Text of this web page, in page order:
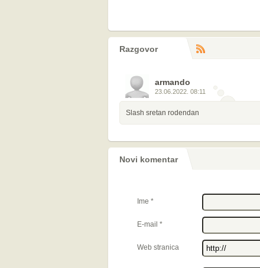
Razgovor
komentara
armando
23.06.2022. 08:11
Slash sretan rodendan
Novi komentar
Ime *
E-mail *
Web stranica